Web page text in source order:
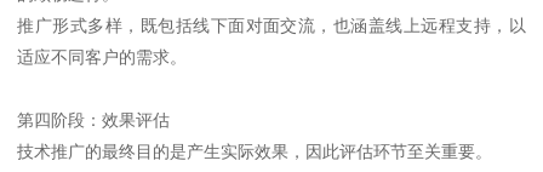
推广形式多样，既包括线下面对面交流，也涵盖线上远程支持，以
适应不同客户的需求。
第四阶段：效果评估
技术推广的最终目的是产生实际效果，因此评估环节至关重要。